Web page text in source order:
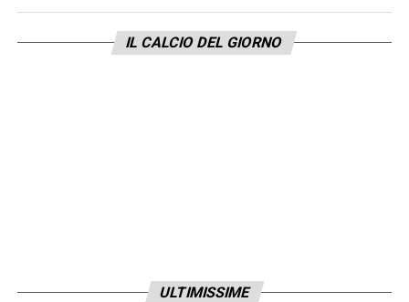
stagione. Due gol fatti e uno annullato oltre a
essere servito di più e meglio dai compagni.
LA PLAYLIST DELLE NOSTRE TOP NEWS
IL CALCIO DEL GIORNO
ULTIMISSIME